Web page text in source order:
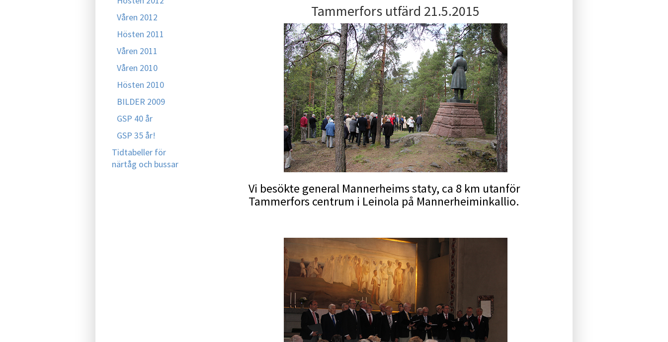
Våren 2012
Hösten 2011
Våren 2011
Våren 2010
Hösten 2010
BILDER 2009
GSP 40 år
GSP 35 år!
Tidtabeller för
närtåg och bussar
Tammerfors utfärd 21.5.2015
Vi besökte general Mannerheims staty, ca 8 km utanför
Tammerfors centrum i Leinola på Mannerheiminkallio.